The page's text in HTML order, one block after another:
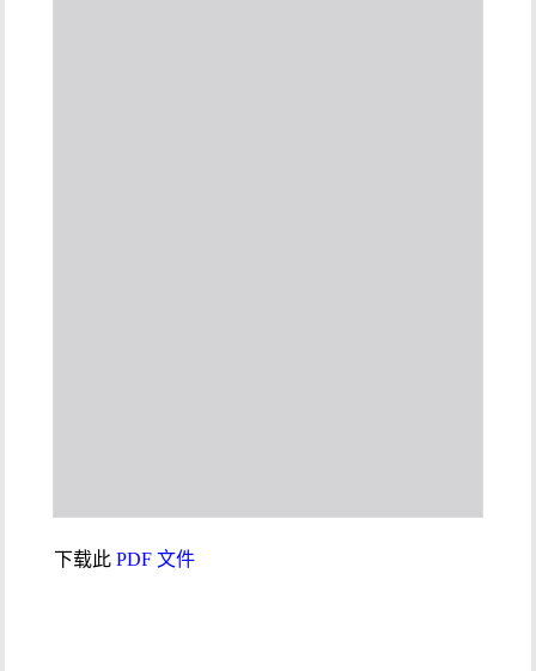
下载此PDF 文件